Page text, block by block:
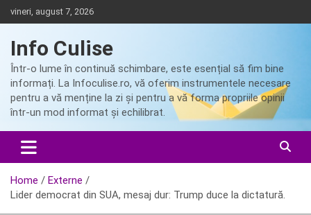
Skip
to
vineri, august 7, 2026
Info Culise
Într-o lume în continuă schimbare, este esențial să fim bine
informați. La Infoculise.ro, vă oferim instrumentele necesare
pentru a vă menține la zi și pentru a vă forma propriile opinii
într-un mod informat și echilibrat.
Home
Externe
Lider democrat din SUA, mesaj dur: Trump duce la dictatură.